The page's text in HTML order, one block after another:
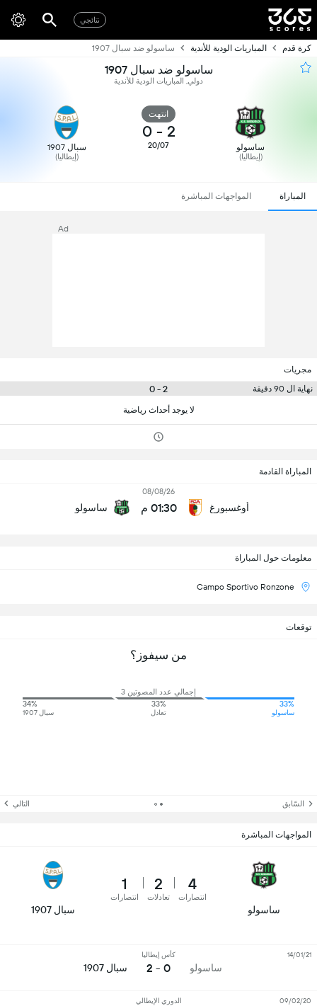
نتائجي
كرة قدم المباريات الودية للأندية ساسولو ضد سبال 1907
ساسولو ضد سبال 1907
دولي, المباريات الودية للأندية
ساسولو
(إيطاليا)
انتهت
2
-
0
20/07 سبال 1907
(إيطاليا)
المباراة المواجهات المباشرة
Ad
مجريات
نهاية ال 90 دقيقة
2 - 0
لا يوجد أحداث رياضية
المباراة القادمة
أوغسبورغ
08/08/26
01:30 م ساسولو
معلومات حول المباراة
Campo Sportivo Ronzone
توقعات
من سيفوز؟
إجمالي عدد المصوتين 3
33%
ساسولو
33%
تعادل
34%
سبال 1907
السّابق التالي
المواجهات المباشرة
ساسولو
4
انتصارات
2
تعادلات
1
انتصارات
سبال 1907
ساسولو
كأس إيطاليا
0 - 2 سبال 1907
14/01/21
الدوري الإيطالي 09/02/20